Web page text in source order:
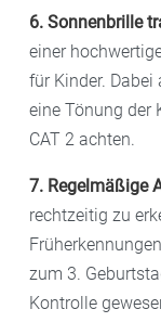
6. Sonnenbrille
einer
für Kinder.
eine Tönung der
CAT 2 achten.
7. Regelmäßige
rechtzeitig zu
zum 3.
Kontrolle